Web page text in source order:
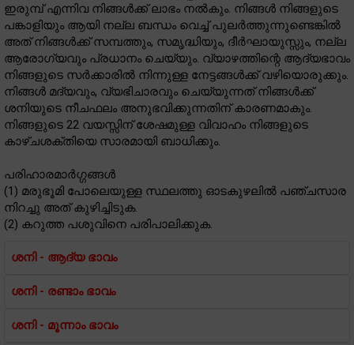
ഇരുമ്പ് എന്നിവ നിങ്ങൾക്ക് ലാഭം നൽകും. നിങ്ങൾ നിങ്ങളുടെ
പങ്കാളിയും ആയി നല്ല ബന്ധം വെച്ച് പുലർത്തുന്നുണ്ടെങ്കിൽ
അത് നിങ്ങൾക്ക് സമ്പത്തും, സമൃദ്ധിയും, ദീർഘായുസ്സും, നല്ല
ആരോഗ്യവും പ്രധാനം ചെയ്യും. വ്യാഴത്തിന്റെ ആദ്യഭാവം
നിങ്ങളുടെ സർക്കാരിൽ നിന്നുള്ള നേട്ടങ്ങൾക്ക് വഴിയൊരുക്കും.
നിങ്ങൾ മദ്യവും, വ്യഭിചാരവും ചെയ്യുന്നത് നിങ്ങൾക്ക്
ശനിയുടെ നീചഫലം അനുഭവിക്കുന്നതിന് കാരണമാകും.
നിങ്ങളുടെ 22 വയസ്സിന് ശേഷമുള്ള വിവാഹം നിങ്ങളുടെ
കാഴ്‌ചശക്തിയെ സാരമായി ബാധിക്കും.
പരിഹാരമാർഗ്ഗങ്ങൾ
(1) മരുഭൂമി പോലെയുള്ള സ്ഥലത്തു ഓടകുഴലിൽ പഞ്ചസാര
നിറച്ചു അത് കുഴിച്ചിടുക.
(2) കറുത്ത പശുവിനെ പരിപാലിക്കുക.
ശനി - ആദ്യ ഭാവം
ശനി - രണ്ടാം ഭാവം
ശനി - മൂന്നാം ഭാവം